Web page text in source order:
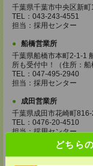
どちら
千葉県千葉市中央区新
TEL：043-243-4551
担当：採用センター
船橋営業所
千葉県船橋市本町2-
所も受付中！（住所：
TEL：047-495-2940
担当：採用センター
成田営業所
千葉県成田市花崎町
TEL：0476-20-4510
担当：採用センター
大宮営業所